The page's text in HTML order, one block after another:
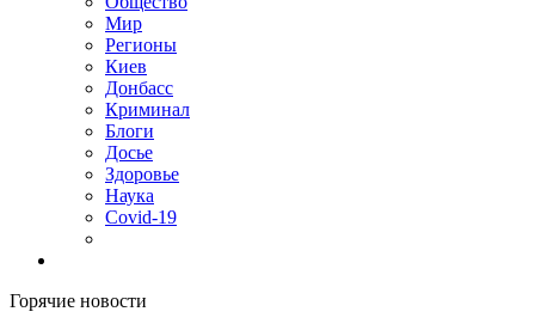
Мир
Регионы
Киев
Донбасс
Криминал
Блоги
Досье
Здоровье
Наука
Covid-19
Горячие новости